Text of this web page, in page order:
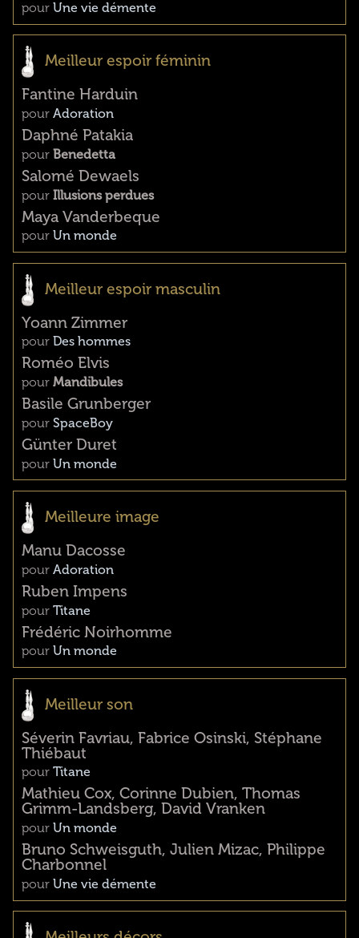
pour Une vie démente
Meilleur espoir féminin
Fantine Harduin
pour Adoration
Daphné Patakia
pour Benedetta
Salomé Dewaels
pour Illusions perdues
Maya Vanderbeque
pour Un monde
Meilleur espoir masculin
Yoann Zimmer
pour Des hommes
Roméo Elvis
pour Mandibules
Basile Grunberger
pour SpaceBoy
Günter Duret
pour Un monde
Meilleure image
Manu Dacosse
pour Adoration
Ruben Impens
pour Titane
Frédéric Noirhomme
pour Un monde
Meilleur son
Séverin Favriau, Fabrice Osinski, Stéphane
Thiébaut
pour Titane
Mathieu Cox, Corinne Dubien, Thomas
Grimm-Landsberg, David Vranken
pour Un monde
Bruno Schweisguth, Julien Mizac, Philippe
Charbonnel
pour Une vie démente